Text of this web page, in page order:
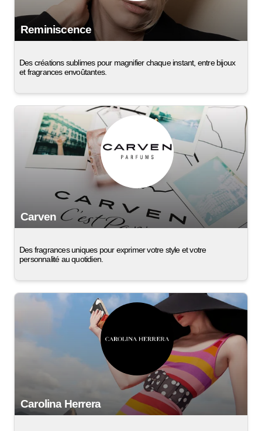
Reminiscence
Des créations sublimes pour magnifier chaque instant, entre bijoux
et fragrances envoûtantes.
Carven
Des fragrances uniques pour exprimer votre style et votre
personnalité au quotidien.
Carolina Herrera